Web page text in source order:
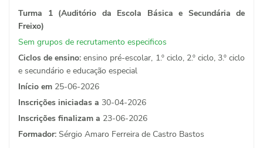
Turma 1 (Auditório da Escola Básica e Secundária de
Freixo)
Sem grupos de recrutamento especificos
Ciclos de ensino: ensino pré-escolar, 1.º ciclo, 2.º ciclo, 3.º ciclo
e secundário e educação especial
Início em 25-06-2026
Inscrições iniciadas a 30-04-2026
Inscrições finalizam a 23-06-2026
Formador: Sérgio Amaro Ferreira de Castro Bastos